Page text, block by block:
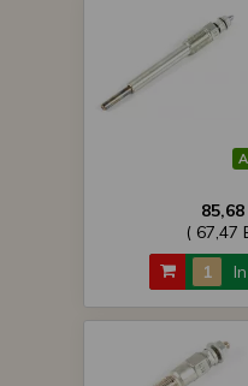
85,68
( 67,47